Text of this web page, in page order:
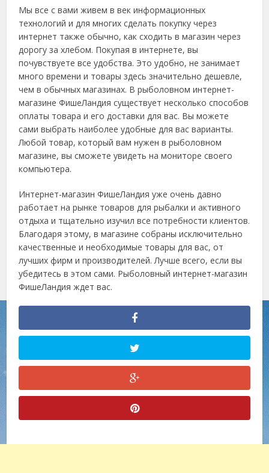
Мы все с вами живем в век информационных
технологий и для многих сделать покупку через
интернет также обычно, как сходить в магазин через
дорогу за хлебом. Покупая в интернете, вы
почувствуете все удобства. Это удобно, не занимает
много времени и товары здесь значительно дешевле,
чем в обычных магазинах. В рыболовном интернет-
магазине ФишеЛандия существует несколько способов
оплаты товара и его доставки для вас. Вы можете
сами выбрать наиболее удобные для вас варианты.
Любой товар, который вам нужен в рыболовном
магазине, вы сможете увидеть на мониторе своего
компьютера.
Интернет-магазин ФишеЛандия уже очень давно
работает на рынке товаров для рыбалки и активного
отдыха и тщательно изучил все потребности клиентов.
Благодаря этому, в магазине собраны исключительно
качественные и необходимые товары для вас, от
лучших фирм и производителей. Лучше всего, если вы
убедитесь в этом сами. Рыболовный интернет-магазин
ФишеЛандия ждет вас.